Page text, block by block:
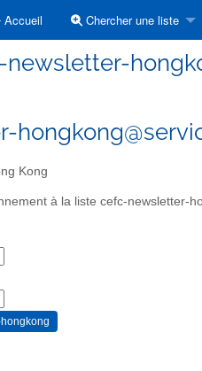
Accueil Chercher une liste
newsletter-
Kong
à la liste cefc-newsletter-